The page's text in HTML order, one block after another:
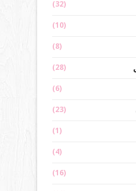
(32)
(10)
(8)
(28)
(6)
(23)
(1)
(4)
(16)